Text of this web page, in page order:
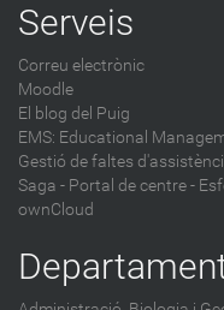
Serveis
Correu electrònic
Moodle
El blog del Puig
EMS: Educational
Gestió de faltes
Saga - Portal de centre -
ownCloud